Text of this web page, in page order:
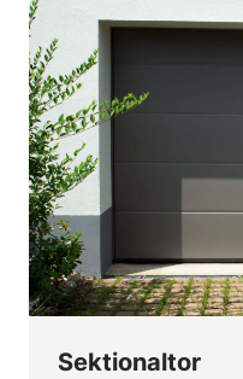
Sektionaltor